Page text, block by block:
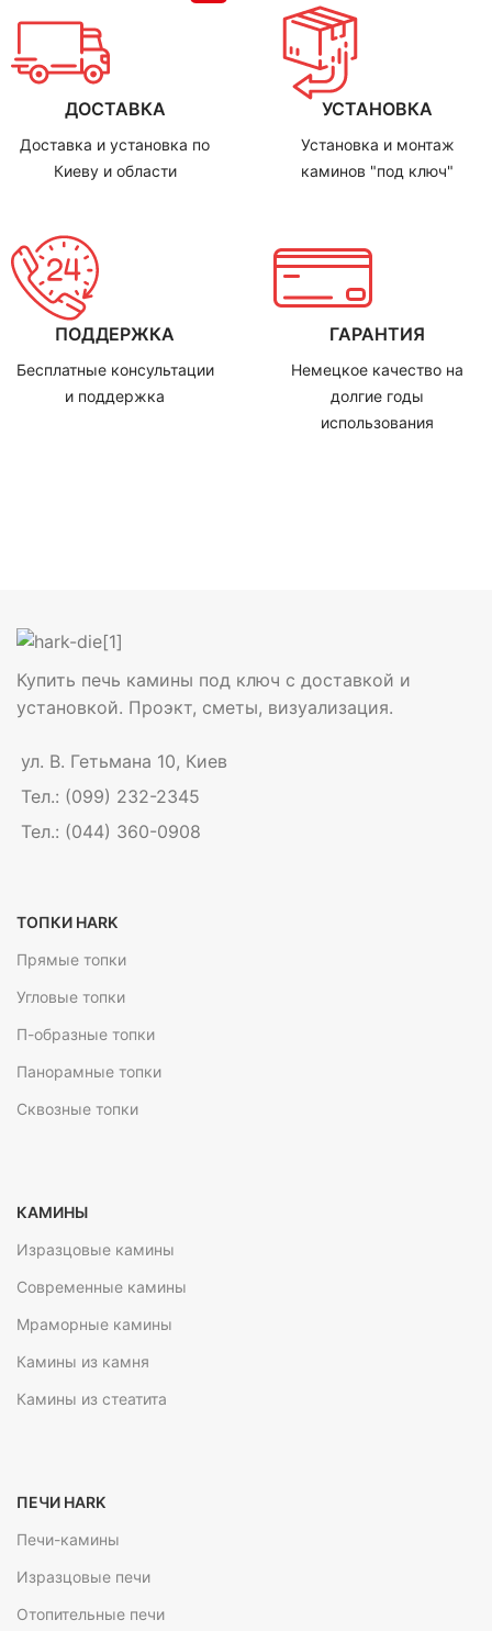
ДОСТАВКА
Доставка и установка по
Киеву и области
УСТАНОВКА
Установка и монтаж
каминов "под ключ"
ПОДДЕРЖКА
Бесплатные консультации
и поддержка
ГАРАНТИЯ
Немецкое качество на
долгие годы
использования
Купить печь камины под ключ с доставкой и
установкой. Проэкт, сметы, визуализация.
ул. В. Гетьмана 10, Киев
Тел.: (099) 232-2345
Тел.: (044) 360-0908
ТОПКИ HARK
Прямые топки
Угловые топки
П-образные топки
Панорамные топки
Сквозные топки
КАМИНЫ
Изразцовые камины
Современные камины
Мраморные камины
Камины из камня
Камины из стеатита
ПЕЧИ HARK
Печи-камины
Изразцовые печи
Отопительные печи